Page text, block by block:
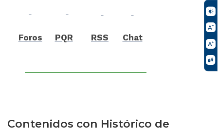
Foros PQR RSS Chat
Contenidos con Histórico de